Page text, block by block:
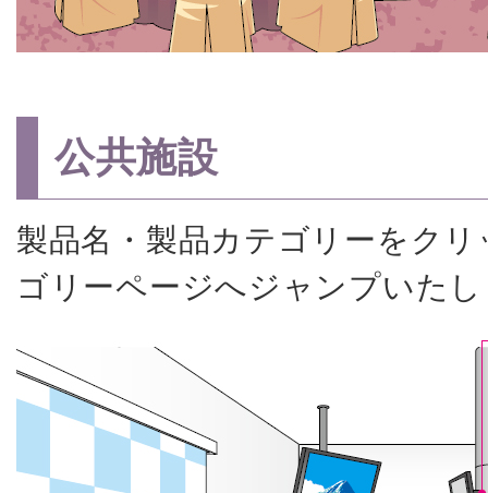
公共施設
製品名・製品カテゴリーをク
ゴリーページへジャンプいた